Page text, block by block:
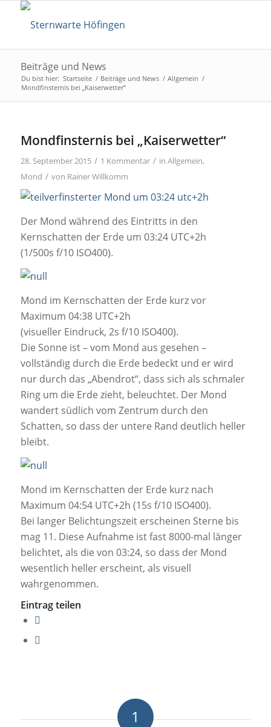
Beiträge und News
Du bist hier: Startseite / Beiträge und News / Allgemein /
Mondfinsternis bei „Kaiserwetter“
Mondfinsternis bei „Kaiserwetter“
28. September 2015 / 1 Kommentar / in Allgemein,
Mond / von Rainer Willkomm
Der Mond während des Eintritts in den
Kernschatten der Erde um 03:24 UTC+2h
(1/500s f/10 ISO400).
Mond im Kernschatten der Erde kurz vor
Maximum 04:38 UTC+2h
(visueller Eindruck, 2s f/10 ISO400).
Die Sonne ist – vom Mond aus gesehen –
vollständig durch die Erde bedeckt und er wird
nur durch das „Abendrot“, dass sich als schmaler
Ring um die Erde zieht, beleuchtet. Der Mond
wandert südlich vom Zentrum durch den
Schatten, so dass der untere Rand deutlich heller
bleibt.
Mond im Kernschatten der Erde kurz nach
Maximum 04:54 UTC+2h (15s f/10 ISO400).
Bei langer Belichtungszeit erscheinen Sterne bis
mag 11. Diese Aufnahme ist fast 8000-mal länger
belichtet, als die von 03:24, so dass der Mond
wesentlich heller erscheint, als visuell
wahrgenommen.
Eintrag teilen
1